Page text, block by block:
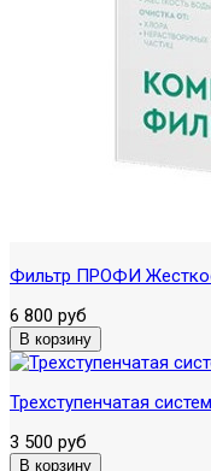
Фильтр ПРОФИ
6 800 руб
Трехступенчатая
3 500 руб